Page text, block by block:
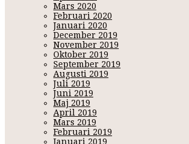
Mars 2020
Februari 2020
Januari 2020
December 2019
November 2019
Oktober 2019
September 2019
Augusti 2019
Juli 2019
Juni 2019
Maj 2019
April 2019
Mars 2019
Februari 2019
Januari 2019